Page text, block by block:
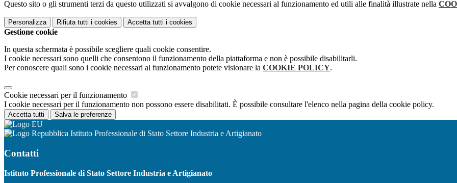
Questo sito o gli strumenti terzi da questo utilizzati si avvalgono di cookie necessari al funzionamento ed utili alle finalità illustrate nella
Personalizza Rifiuta tutti i cookies Accetta tutti i cookies
Gestione cookie
In questa schermata è possibile scegliere quali cookie consentire.
I cookie necessari sono quelli che consentono il funzionamento della piattaforma e non è possibile disabilitarli.
Per conoscere quali sono i cookie necessari al funzionamento potete visionare la COOKIE POLICY.
Cookie necessari per il funzionamento
I cookie necessari per il funzionamento non possono essere disabilitati. È possibile consultare l'elenco nella pagina della cookie policy.
Accetta tutti Salva le preferenze
Istituto Professionale di Stato Settore Industria e Artigianato
Contatti
Istituto Professionale di Stato Settore Industria e Artigianato